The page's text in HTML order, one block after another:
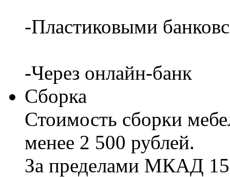
-Пластиковыми
-Через онлайн-банк
Сборка
Стоимость сборки
менее 2 500 рублей.
За пределами МКАД